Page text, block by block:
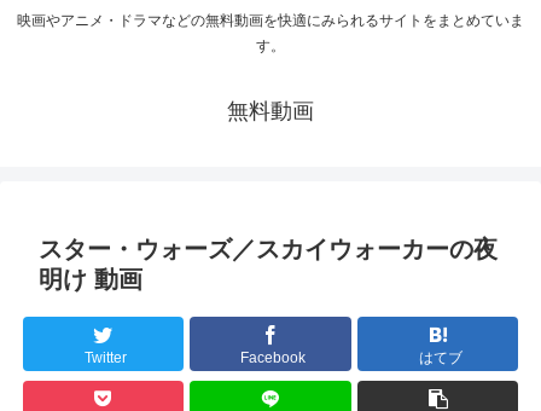
映画やアニメ・ドラマなどの無料動画を快適にみられるサイトをまとめていま
す。
無料動画
スター・ウォーズ／スカイウォーカーの夜
明け 動画
Twitter Facebook はてブ